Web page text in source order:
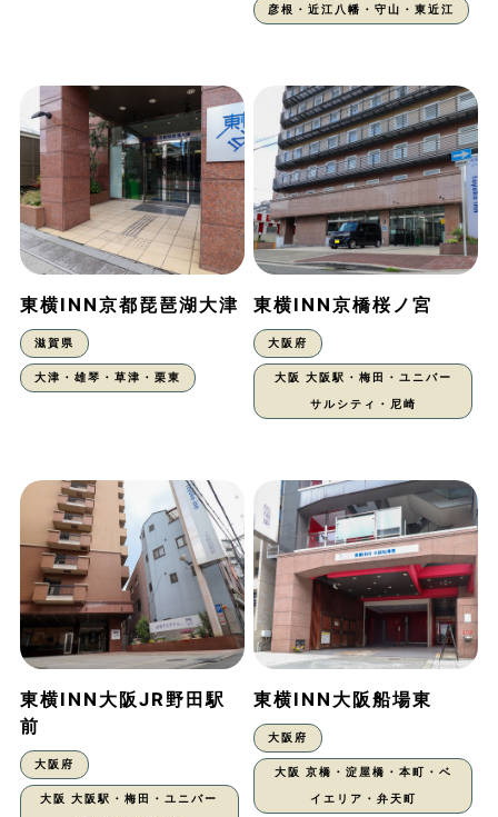
彦根・近江八幡・守山・東近江
東横INN京都琵琶湖大津
滋賀県
大津・雄琴・草津・栗東
東横INN京橋桜ノ宮
大阪府
大阪 大阪駅・梅田・ユニバー
サルシティ・尼崎
東横INN大阪JR野田駅
前
大阪府
大阪 大阪駅・梅田・ユニバー
東横INN大阪船場東
大阪府
大阪 京橋・淀屋橋・本町・ベ
イエリア・弁天町